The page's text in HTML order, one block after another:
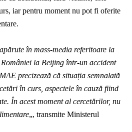
iar pentru moment nu pot fi oferite
în mass-media referitoare la
la Beijing într-un accident
precizează că situația semnalată
în curs, aspectele în cauză fiind
În acest moment al cercetărilor, nu
„, transmite Ministerul